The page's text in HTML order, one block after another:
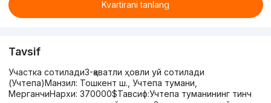
Kvartirani tanlang
Tavsif
Участка сотилади3-қаватли ҳовли уй сотилади
(Учтепа)Манзил: Тошкент ш., Учтепа тумани,
МерганчиНархи: 370000$Тавсиф:Учтепа туманининг тинч